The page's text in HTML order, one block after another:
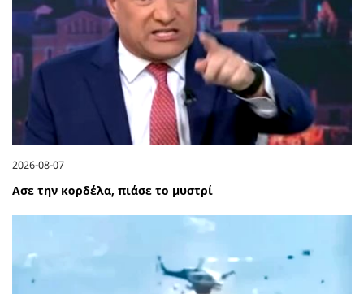
2026-08-07
Ασε την κορδέλα, πιάσε το μυστρί